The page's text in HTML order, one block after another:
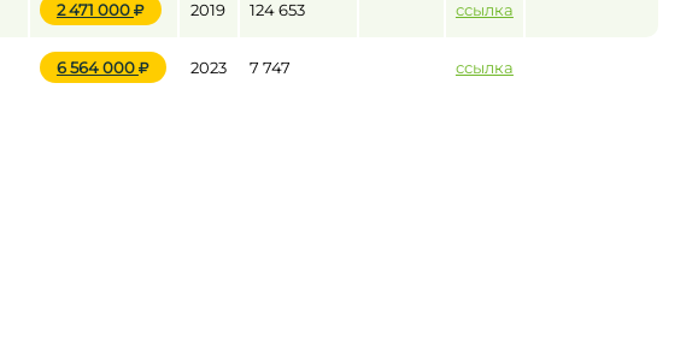
2 471 000 2019 124 653 ссылка
6 564 000 2023 7 747 ссылка